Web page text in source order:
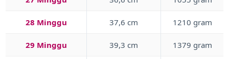
28 Minggu 37,6 cm 1210 gram
29 Minggu 39,3 cm 1379 gram